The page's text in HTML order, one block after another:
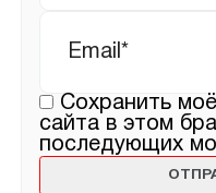
Сохранить
сайта в этом
последующих